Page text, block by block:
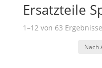
Ersatzteile
1–12 von 63